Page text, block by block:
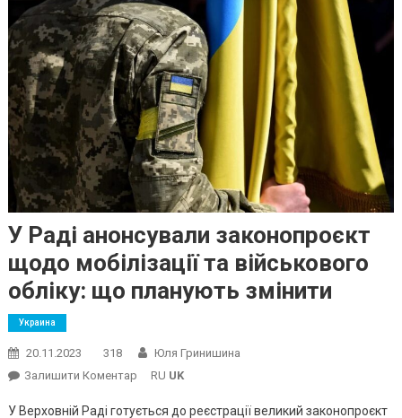
У Раді анонсували законопроєкт
щодо мобілізації та військового
обліку: що планують змінити
Украина
20.11.2023 318
Юля Гринишина
Залишити КоментарOn RU UK
У Верховній Раді готується до реєстрації великий законопроєкт